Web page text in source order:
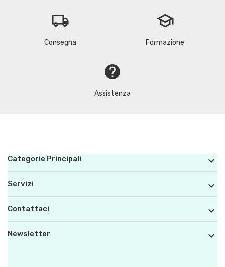
local_shipping
Consegna
school
Formazione
help
Assistenza
Categorie Principali 
Servizi 
Contattaci 
Newsletter 